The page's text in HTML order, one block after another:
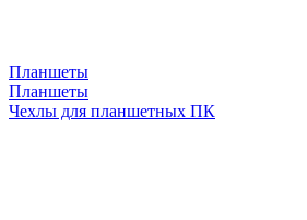
Планшеты
Планшеты
Чехлы для планшетных ПК